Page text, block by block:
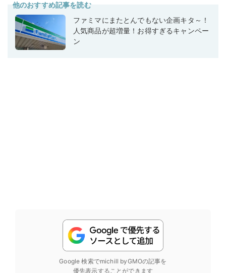
他のおすすめ記事を読む
ファミマにまたとんでもない企画キタ～！
人気商品が超増量！お得すぎるキャンペー
ン
Google 検索でmichill byGMOの記事を
優先表示することができます